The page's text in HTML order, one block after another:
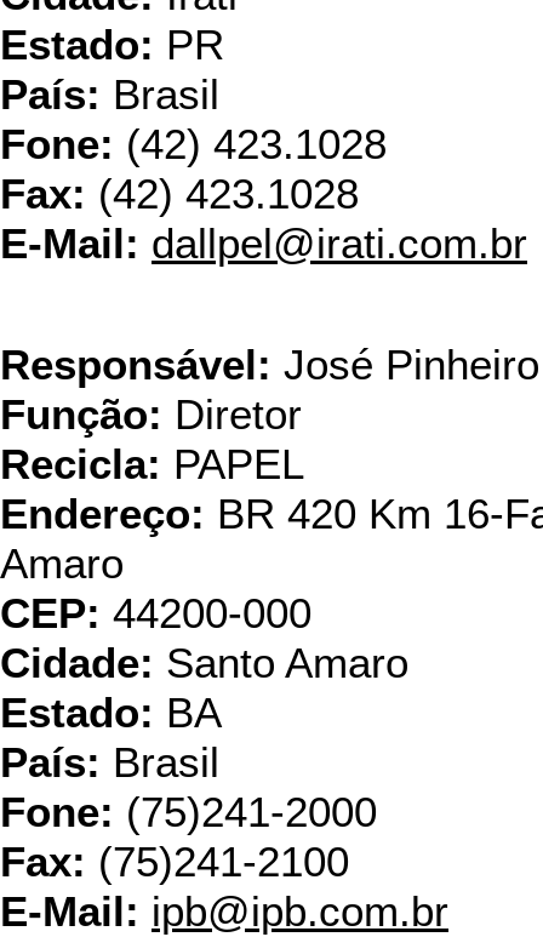
Estado: PR
País: Brasil
Fone: (42) 423.1028
Fax: (42) 423.1028
E-Mail: dallpel@irati.com.br
Responsável: José Pinheiro
Função: Diretor
Recicla: PAPEL
Endereço: BR 420 Km 16-
Amaro
CEP: 44200-000
Cidade: Santo Amaro
Estado: BA
País: Brasil
Fone: (75)241-2000
Fax: (75)241-2100
E-Mail: ipb@ipb.com.br